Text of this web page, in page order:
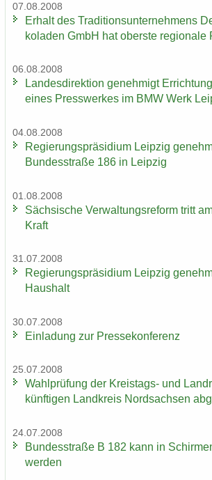
07.08.2008
Er­halt des Tra­di­ti­ons­un­ter­neh­mens
ko­la­den GmbH hat obers­te re­gio­na­le
06.08.2008
Lan­des­di­rek­ti­on ge­neh­migt
eines Press­wer­kes im BMW Werk
04.08.2008
Re­gie­rungs­prä­si­di­um Leip­zig
Bun­des­stra­ße 186 in Leip­zig
01.08.2008
Säch­si­sche Ver­wal­tungs­re­form tritt
Kraft
31.07.2008
Re­gie­rungs­prä­si­di­um Leip­zig
Haus­halt
30.07.2008
Ein­la­dung zur Pres­se­kon­fe­renz
25.07.2008
Wahl­prü­fung der Kreistags-​ und
künf­ti­gen Land­kreis Nord­sach­sen
24.07.2008
Bun­des­stra­ße B 182 kann in
wer­den